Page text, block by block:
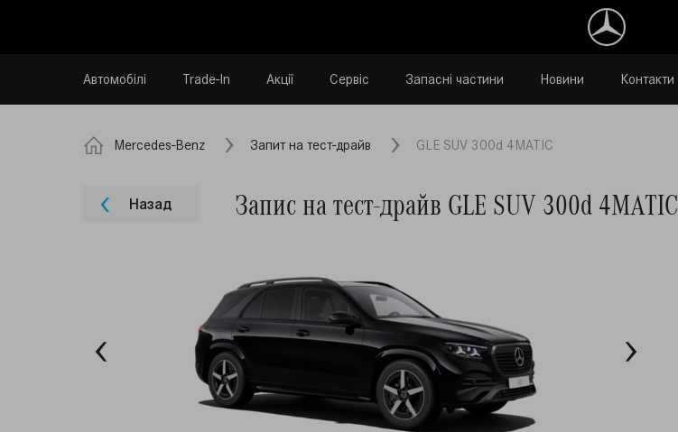
Автомобілі Trade-In Акції Сервіс Запасні частини Новини Контакти
Mercedes-Benz Запит на тест-драйв GLE SUV 300d 4MATIC
Назад
Запис на тест-драйв GLE SUV 300d 4MATIC